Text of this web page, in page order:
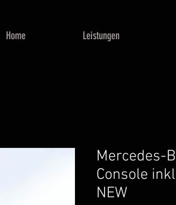
Home Leistungen
Mercedes-
Console
NEW